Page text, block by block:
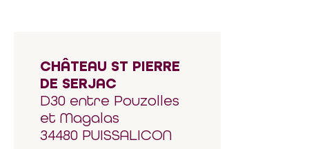
CHÂTEAU ST PIERRE
DE SERJAC
D30 entre Pouzolles
et Magalas
34480 PUISSALICON